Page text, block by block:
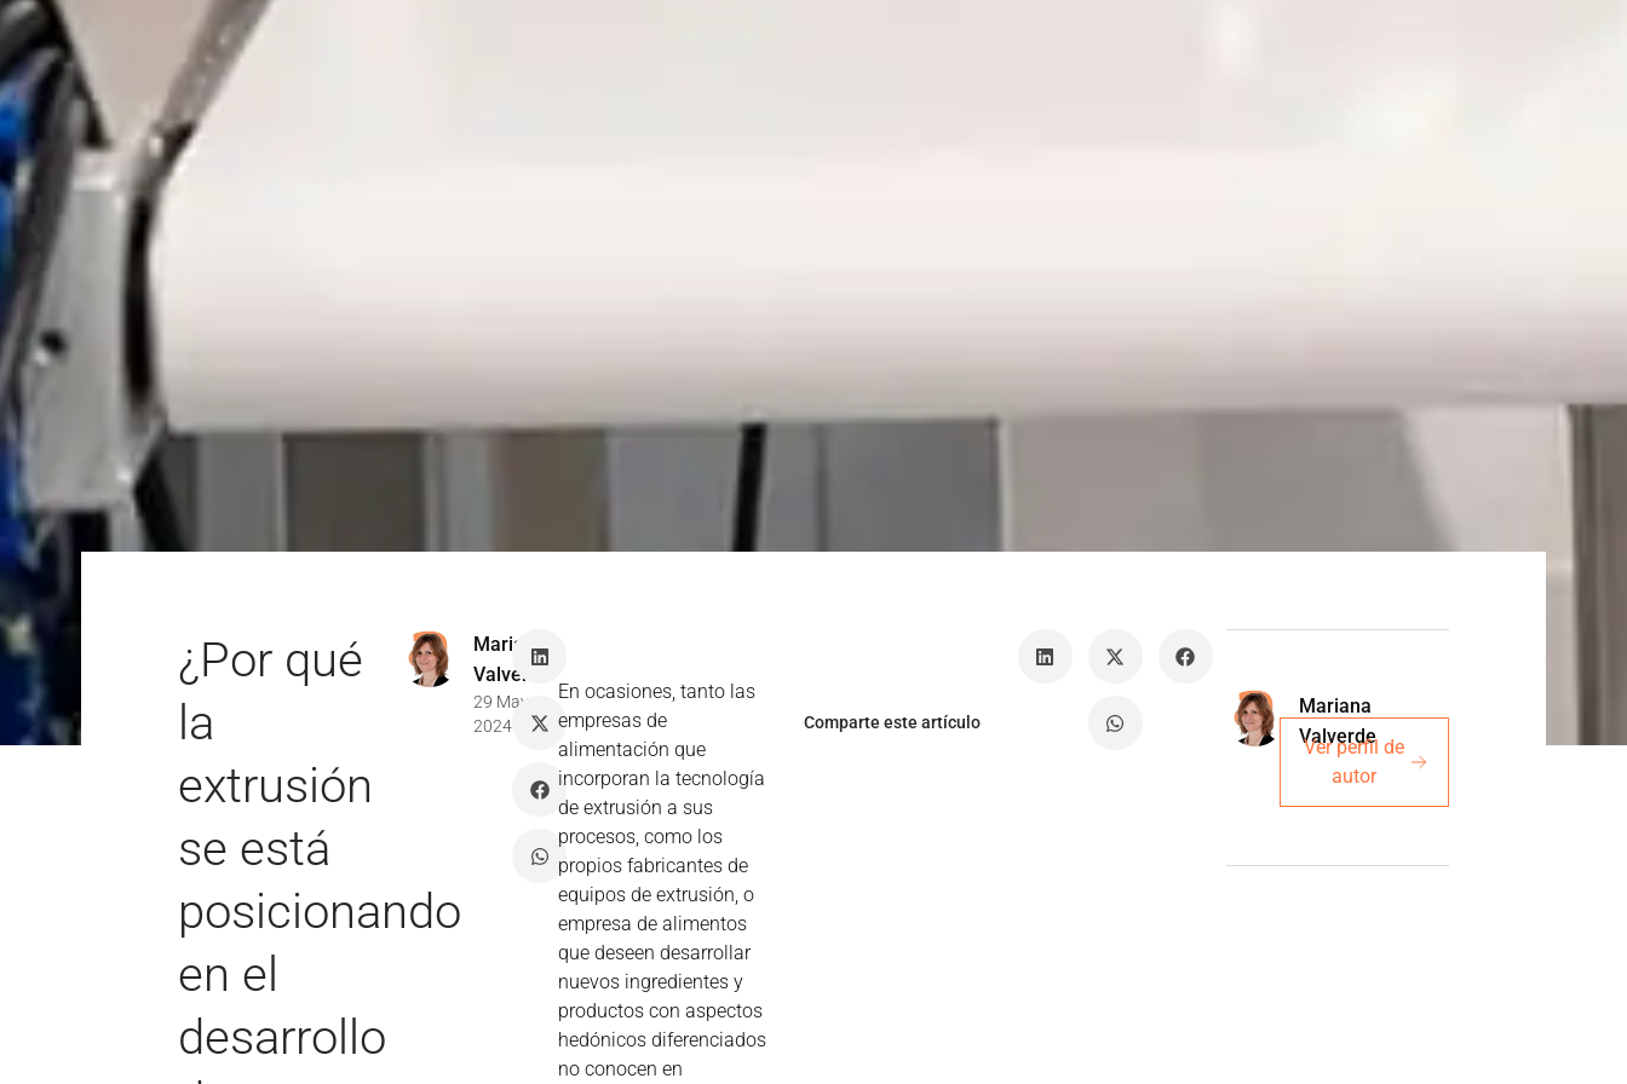
¿Por qué
la
extrusión
se está
posicionando
en el
desarrollo
Mariana
Valverde
29 May
2024
En ocasiones, tanto las
empresas de
alimentación que
incorporan la tecnología
de extrusión a sus
procesos, como los
propios fabricantes de
equipos de extrusión, o
empresa de alimentos
que deseen desarrollar
nuevos ingredientes y
productos con aspectos
hedónicos diferenciados
no conocen en
Comparte este artículo
Mariana
Valverde
Ver perfil de
autor